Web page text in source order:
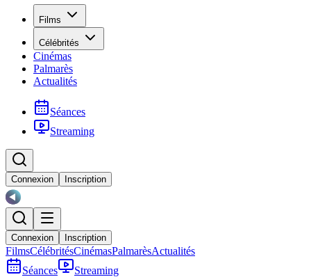
Films
Célébrités
Cinémas
Palmarès
Actualités
Séances
Streaming
Connexion Inscription
Connexion Inscription
FilmsCélébritésCinémasPalmarèsActualités
Séances
Streaming